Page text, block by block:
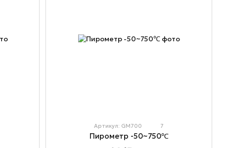
Артикул: GM700 7
Пирометр -50~750℃